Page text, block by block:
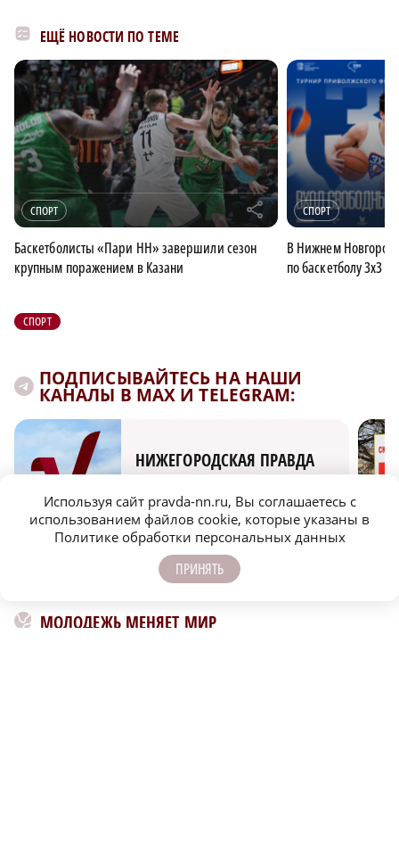
ЕЩЁ НОВОСТИ ПО ТЕМЕ
СПОРТ r
Баскетболисты «Пари НН» завершили сезон
крупным поражением в Казани
СПОРТ
В Нижнем
по баскетболу 3х3
СПОРТ
ПОДПИСЫВАЙТЕСЬ НА НАШИ
КАНАЛЫ В MAX И TELEGRAM:
НИЖЕГОРОДСКАЯ ПРАВДА
МОЛОДЕЖЬ МЕНЯЕТ МИР
Используя сайт pravda-nn.ru, Вы соглашаетесь с
использованием файлов cookie, которые указаны в
Политике обработки персональных данных
ПРИНЯТЬ